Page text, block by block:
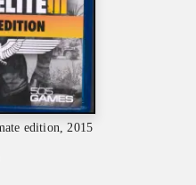
edition, 2015